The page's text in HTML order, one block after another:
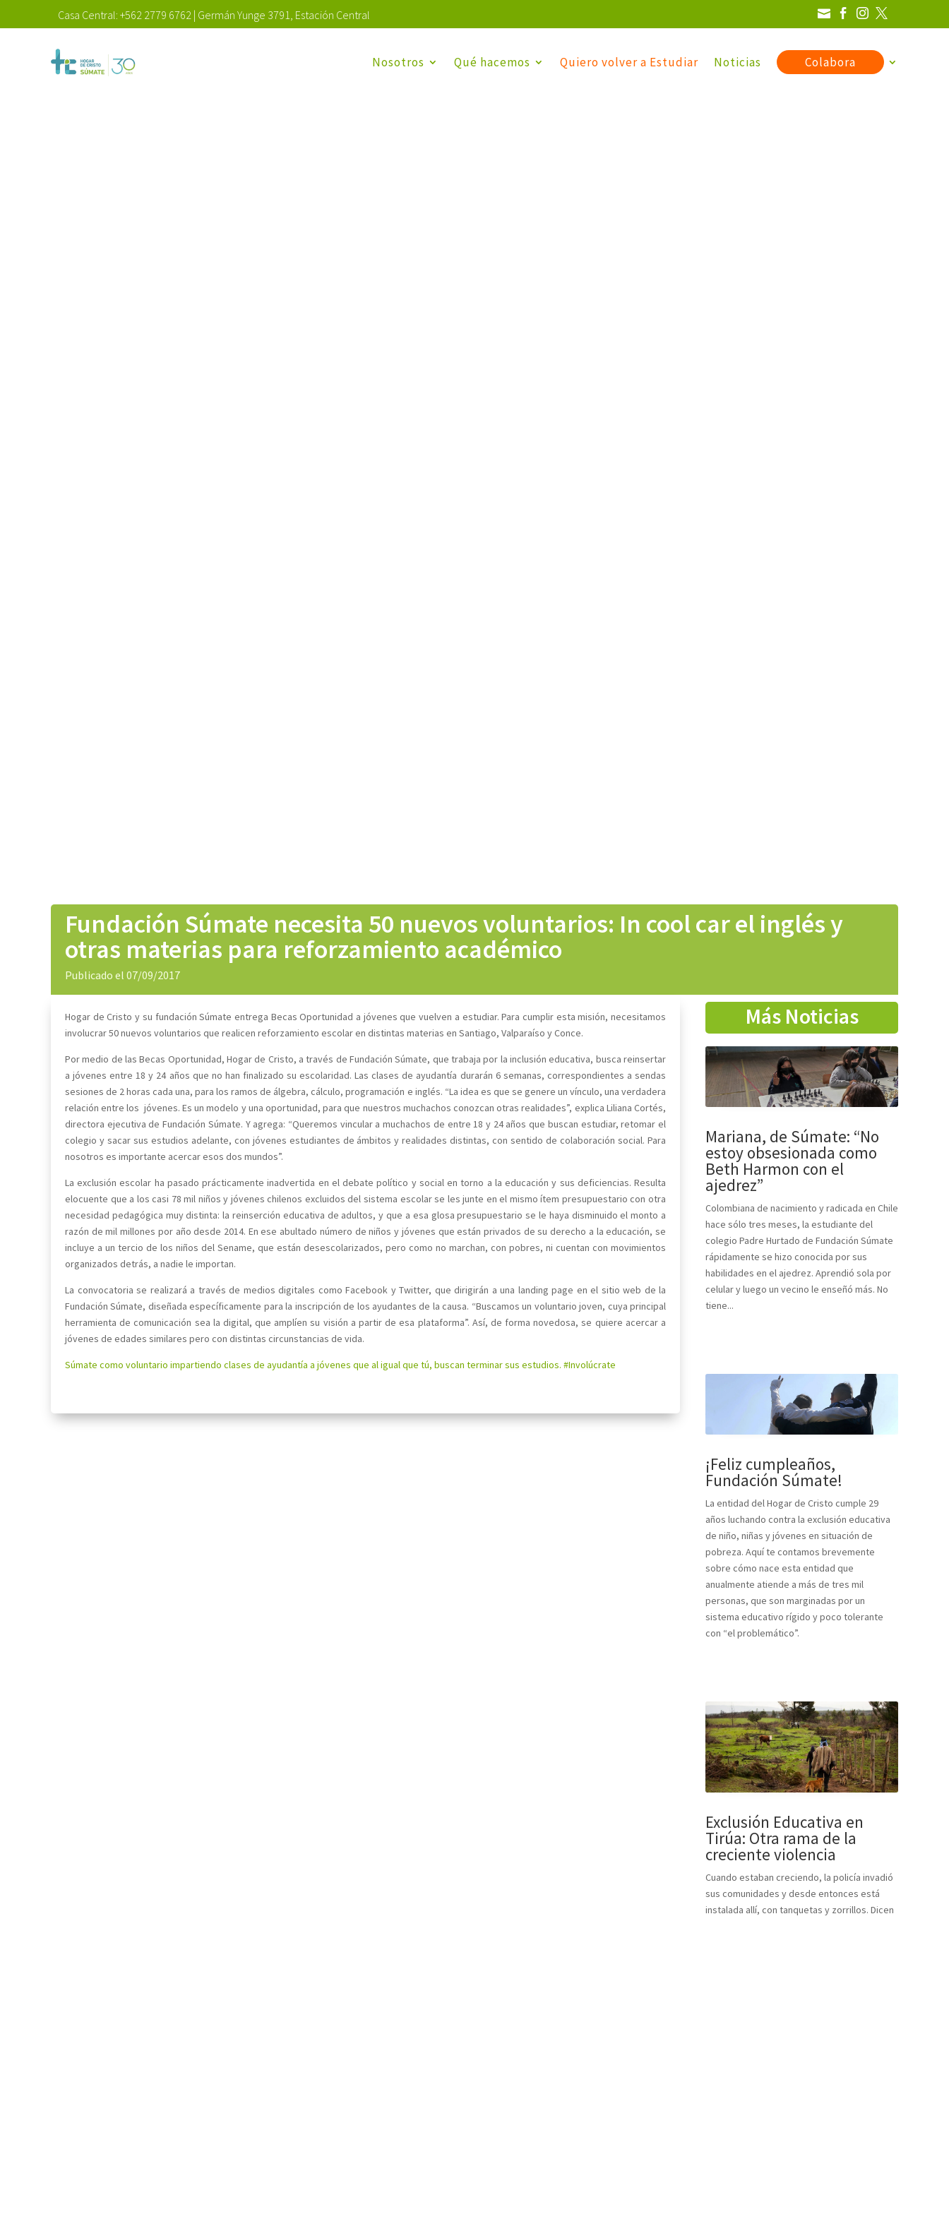
Casa Central: +562 2779 6762 | Germán Yunge 3791, Estación Central    
Nosotros Qué hacemos Quiero volver a Estudiar Noticias Colabora
Fundación Súmate necesita 50 nuevos voluntarios: In cool car el inglés y
otras materias para reforzamiento académico
Publicado el 07/09/2017
Hogar de Cristo y su fundación Súmate entrega Becas Oportunidad a jóvenes que vuelven a estudiar. Para cumplir esta misión, necesitamos
involucrar 50 nuevos voluntarios que realicen reforzamiento escolar en distintas materias en Santiago, Valparaíso y Conce.
Por medio de las Becas Oportunidad, Hogar de Cristo, a través de Fundación Súmate, que trabaja por la inclusión educativa, busca reinsertar
a jóvenes entre 18 y 24 años que no han finalizado su escolaridad. Las clases de ayudantía durarán 6 semanas, correspondientes a sendas
sesiones de 2 horas cada una, para los ramos de álgebra, cálculo, programación e inglés. “La idea es que se genere un vínculo, una verdadera
relación entre los jóvenes. Es un modelo y una oportunidad, para que nuestros muchachos conozcan otras realidades”, explica Liliana Cortés,
directora ejecutiva de Fundación Súmate. Y agrega: “Queremos vincular a muchachos de entre 18 y 24 años que buscan estudiar, retomar el
colegio y sacar sus estudios adelante, con jóvenes estudiantes de ámbitos y realidades distintas, con sentido de colaboración social. Para
nosotros es importante acercar esos dos mundos”.
La exclusión escolar ha pasado prácticamente inadvertida en el debate político y social en torno a la educación y sus deficiencias. Resulta
elocuente que a los casi 78 mil niños y jóvenes chilenos excluidos del sistema escolar se les junte en el mismo ítem presupuestario con otra
necesidad pedagógica muy distinta: la reinserción educativa de adultos, y que a esa glosa presupuestario se le haya disminuido el monto a
razón de mil millones por año desde 2014. En ese abultado número de niños y jóvenes que están privados de su derecho a la educación, se
incluye a un tercio de los niños del Sename, que están desescolarizados, pero como no marchan, con pobres, ni cuentan con movimientos
organizados detrás, a nadie le importan.
La convocatoria se realizará a través de medios digitales como Facebook y Twitter, que dirigirán a una landing page en el sitio web de la
Fundación Súmate, diseñada específicamente para la inscripción de los ayudantes de la causa. “Buscamos un voluntario joven, cuya principal
herramienta de comunicación sea la digital, que amplíen su visión a partir de esa plataforma”. Así, de forma novedosa, se quiere acercar a
jóvenes de edades similares pero con distintas circunstancias de vida.
Súmate como voluntario impartiendo clases de ayudantía a jóvenes que al igual que tú, buscan terminar sus estudios. #Involúcrate
Más Noticias
Mariana, de Súmate: “No
estoy obsesionada como
Beth Harmon con el
ajedrez”
Colombiana de nacimiento y radicada en Chile
hace sólo tres meses, la estudiante del
colegio Padre Hurtado de Fundación Súmate
rápidamente se hizo conocida por sus
habilidades en el ajedrez. Aprendió sola por
celular y luego un vecino le enseñó más. No
tiene...
¡Feliz cumpleaños,
Fundación Súmate!
La entidad del Hogar de Cristo cumple 29
años luchando contra la exclusión educativa
de niño, niñas y jóvenes en situación de
pobreza. Aquí te contamos brevemente
sobre cómo nace esta entidad que
anualmente atiende a más de tres mil
personas, que son marginadas por un
sistema educativo rígido y poco tolerante
con “el problemático”.
Exclusión Educativa en
Tirúa: Otra rama de la
creciente violencia
Cuando estaban creciendo, la policía invadió
sus comunidades y desde entonces está
instalada allí, con tanquetas y zorrillos. Dicen